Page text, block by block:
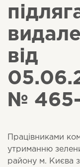
від
№
Працівниками
утриманню
району м. Києва